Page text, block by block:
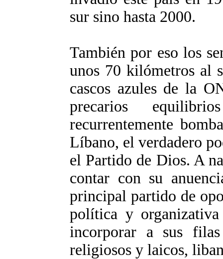
sur sino hasta 2000.
También por eso los
unos 70 kilómetros al
cascos azules de la
precarios
recurrentemente
Líbano, el verdadero
el Partido de Dios. A
contar con su
principal partido de
política y
incorporar a sus
religiosos y laicos,